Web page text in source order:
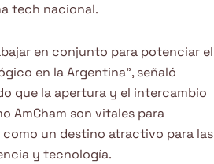
tech nacional.
en conjunto para potenciar el
en la Argentina”, señaló
que la apertura y el intercambio
AmCham son vitales para
como un destino atractivo para las
y tecnología.